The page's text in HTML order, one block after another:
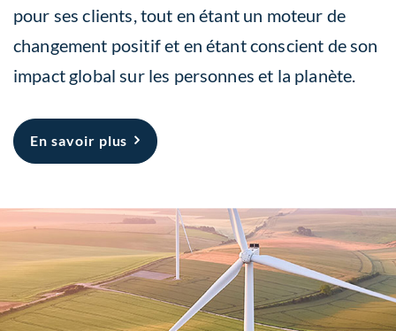
pour ses clients, tout en étant un moteur de
changement positif et en étant conscient de son
impact global sur les personnes et la planète.
En savoir plus À propos Durabilité